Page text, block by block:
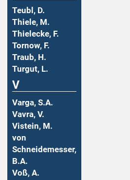
Teubl, D.
Thiele, M.
Thielecke, F.
Tornow, F.
Traub, H.
Turgut, L.
V
Varga, S.A.
Vavra, V.
Vistein, M.
von
Schneidemesser,
B.A.
Voß, A.